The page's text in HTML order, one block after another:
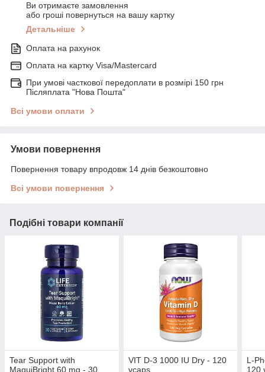
Ви отримаєте замовлення
або гроші повернуться на вашу картку
Детальніше
Оплата на рахунок
Оплата на картку Visa/Mastercard
При умові часткової передоплати в розмірі 150 грн
Післяплата "Нова Пошта"
Всі умови оплати
Умови повернення
Повернення товару впродовж 14 днів безкоштовно
Всі умови повернення
Подібні товари компанії
Tear Support with
MaquiBright 60 mg - 30
VIT D-3 1000 IU Dry - 120
vcaps
L-
120